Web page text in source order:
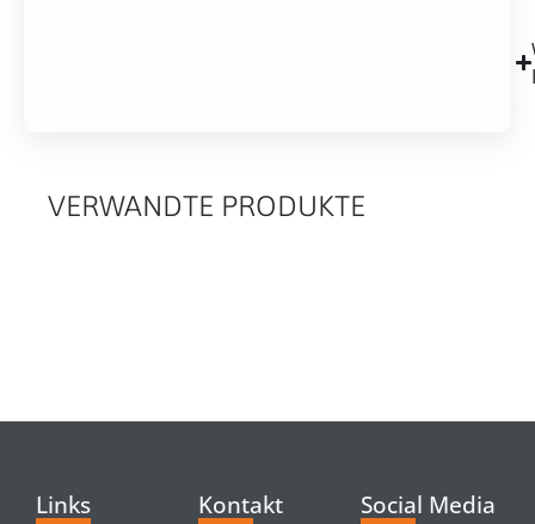
VERWANDTE PRODUKTE
Links Kontakt Social Media